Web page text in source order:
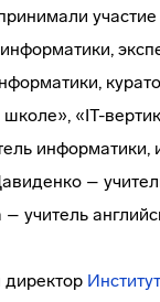
участие
школе», «IT-
информатики,
–
учитель